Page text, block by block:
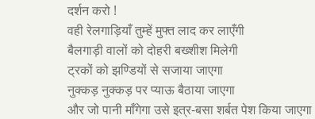
दर्शन करो !
वही रेलगाड़ियाँ तुम्हें मुफ्त लाद कर लाएँगी
बैलगाड़ी वालों को दोहरी बख्शीश मिलेगी
ट्रकों को झण्डियों से सजाया जाएगा
नुक्कड़ नुक्कड़ पर प्याऊ बैठाया जाएगा
और जो पानी माँगेगा उसे इत्र-बसा शर्बत पेश किया जाएगा